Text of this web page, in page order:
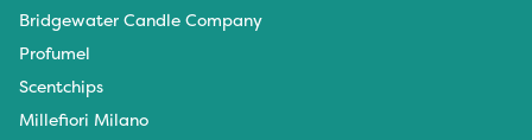
Bridgewater Candle Company
Profumel
Scentchips
Millefiori Milano